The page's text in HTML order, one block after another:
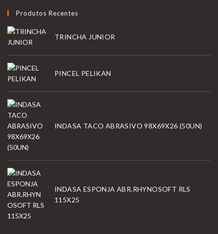
Produtos Recentes
TRINCHA JUNIOR
PINCEL PELIKAN
INDASA TACO ABRASIVO 98X69X26 (50UN)
INDASA ESPONJA ABR.RHYNOSOFT RLS
115X25